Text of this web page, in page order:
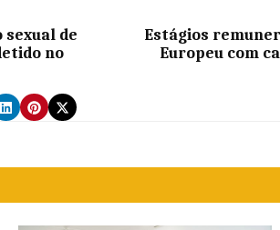
sexual de
no
Estágios
Europeu com